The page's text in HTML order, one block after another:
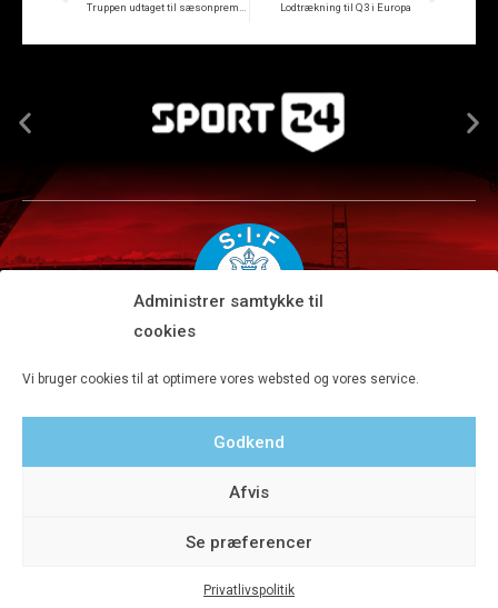
Administrer samtykke til
cookies
Vi bruger cookies til at optimere vores websted og vores service.
Godkend
Afvis
Se præferencer
Privatlivspolitik
Truppen udtaget til sæsonpremieren Lodtrækning til Q3 i Europa
Tlf 8680 4477 · Fax 8680 4647 · Kontortid man-fre kl. 9-15
© 2020 Silkeborg IF A/S - Designet af Aveo - web&marketing